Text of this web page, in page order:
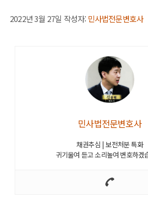
2022년 3월 27일 작성자:민사법전문변호사
민사법전문변호사
채권추심 | 보전처분 특화
귀기울여 듣고 소리높여 변호하겠